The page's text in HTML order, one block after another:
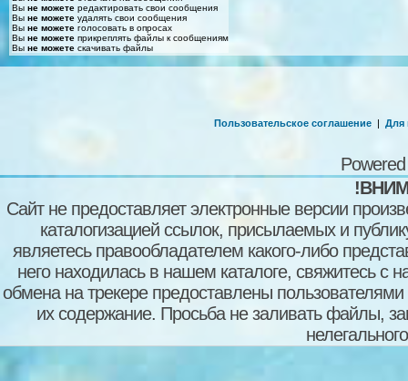
Вы не можете редактировать свои сообщения
Вы не можете удалять свои сообщения
Вы не можете голосовать в опросах
Вы не можете прикреплять файлы к сообщениям
Вы не можете скачивать файлы
Пользовательское соглашение | Для
Сайт не предоставляет электронные версии
каталогизацией ссылок, присылаемых и
являетесь правообладателем какого-либо
него находилась в нашем каталоге, свяжитесь
обмена на трекере предоставлены пользователями
их содержание. Просьба не заливать файлы,